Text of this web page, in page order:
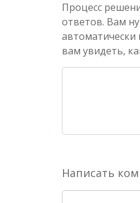
Процесс
ответов. Вам
вам увидеть,
Написать